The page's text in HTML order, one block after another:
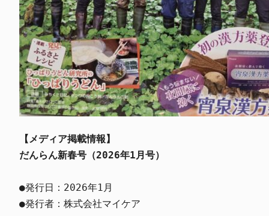
【メディア掲載情報】
だんらん新春号（2026年1月号）
●発行日：2026年1月
●発行者：株式会社マイケア